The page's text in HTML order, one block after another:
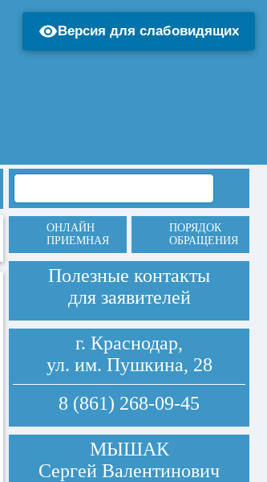
ОНЛАЙН
ПРИЕМНАЯ
ПОРЯДОК
ОБРАЩЕНИЯ
Полезные контакты
для заявителей
г. Краснодар,
ул. им. Пушкина, 28
8 (861) 268-09-45
МЫШАК
Сергей Валентинович
Версия для слабовидящих